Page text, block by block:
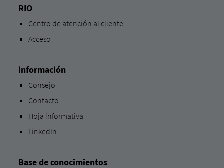
RIO
Centro de atención al cliente
Acceso
información
Consejo
Contacto
Hoja informativa
LinkedIn
Base de conocimientos